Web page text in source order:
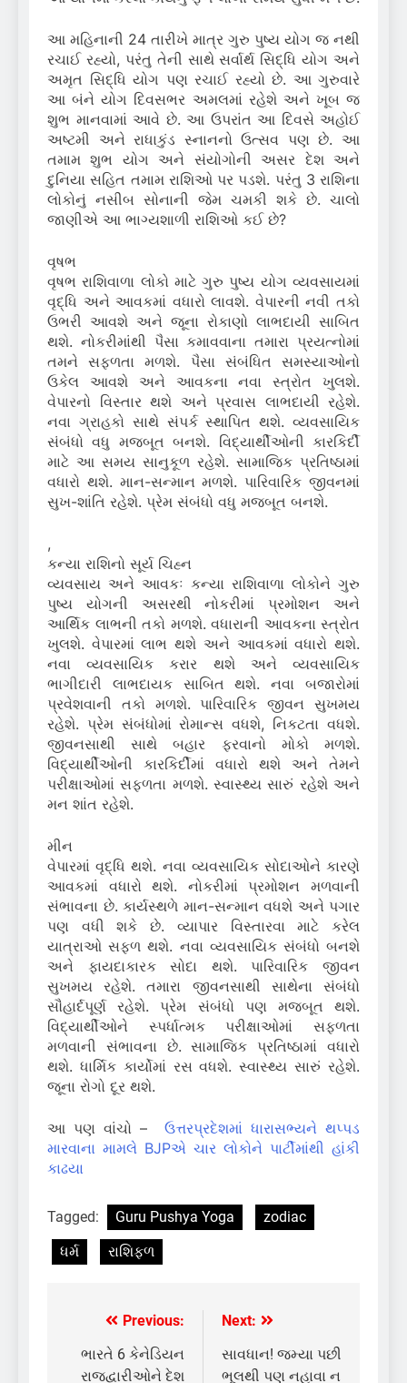
આ મહિનાની 24 તારીખે માત્ર ગુરુ પુષ્ય યોગ જ નથી
રચાઈ રહ્યો, પરંતુ તેની સાથે સર્વાર્થ સિદ્ધિ યોગ અને
અમૃત સિદ્ધિ યોગ પણ રચાઈ રહ્યો છે. આ ગુરુવારે
આ બંને યોગ દિવસભર અમલમાં રહેશે અને ખૂબ જ
શુભ માનવામાં આવે છે. આ ઉપરાંત આ દિવસે અહોઈ
અષ્ટમી અને રાધાકુંડ સ્નાનનો ઉત્સવ પણ છે. આ
તમામ શુભ યોગ અને સંયોગોની અસર દેશ અને
દુનિયા સહિત તમામ રાશિઓ પર પડશે. પરંતુ 3 રાશિના
લોકોનું નસીબ સોનાની જેમ ચમકી શકે છે. ચાલો
જાણીએ આ ભાગ્યશાળી રાશિઓ કઈ છે?
વૃષભ
વૃષભ રાશિવાળા લોકો માટે ગુરુ પુષ્ય યોગ વ્યવસાયમાં
વૃદ્ધિ અને આવકમાં વધારો લાવશે. વેપારની નવી તકો
ઉભરી આવશે અને જૂના રોકાણો લાભદાયી સાબિત
થશે. નોકરીમાંથી પૈસા કમાવવાના તમારા પ્રયત્નોમાં
તમને સફળતા મળશે. પૈસા સંબંધિત સમસ્યાઓનો
ઉકેલ આવશે અને આવકના નવા સ્ત્રોત ખુલશે.
વેપારનો વિસ્તાર થશે અને પ્રવાસ લાભદાયી રહેશે.
નવા ગ્રાહકો સાથે સંપર્ક સ્થાપિત થશે. વ્યવસાયિક
સંબંધો વધુ મજબૂત બનશે. વિદ્યાર્થીઓની કારકિર્દી
માટે આ સમય સાનુકૂળ રહેશે. સામાજિક પ્રતિષ્ઠામાં
વધારો થશે. માન-સન્માન મળશે. પારિવારિક જીવનમાં
સુખ-શાંતિ રહેશે. પ્રેમ સંબંધો વધુ મજબૂત બનશે.
,
કન્યા રાશિનો સૂર્ય ચિહ્ન
વ્યવસાય અને આવકઃ કન્યા રાશિવાળા લોકોને ગુરુ
પુષ્ય યોગની અસરથી નોકરીમાં પ્રમોશન અને
આર્થિક લાભની તકો મળશે. વધારાની આવકના સ્ત્રોત
ખુલશે. વેપારમાં લાભ થશે અને આવકમાં વધારો થશે.
નવા વ્યવસાયિક કરાર થશે અને વ્યવસાયિક
ભાગીદારી લાભદાયક સાબિત થશે. નવા બજારોમાં
પ્રવેશવાની તકો મળશે. પારિવારિક જીવન સુખમય
રહેશે. પ્રેમ સંબંધોમાં રોમાન્સ વધશે, નિકટતા વધશે.
જીવનસાથી સાથે બહાર ફરવાનો મોકો મળશે.
વિદ્યાર્થીઓની કારકિર્દીમાં વધારો થશે અને તેમને
પરીક્ષાઓમાં સફળતા મળશે. સ્વાસ્થ્ય સારું રહેશે અને
મન શાંત રહેશે.
મીન
વેપારમાં વૃદ્ધિ થશે. નવા વ્યવસાયિક સોદાઓને કારણે
આવકમાં વધારો થશે. નોકરીમાં પ્રમોશન મળવાની
સંભાવના છે. કાર્યસ્થળે માન-સન્માન વધશે અને પગાર
પણ વધી શકે છે. વ્યાપાર વિસ્તારવા માટે કરેલ
યાત્રાઓ સફળ થશે. નવા વ્યવસાયિક સંબંધો બનશે
અને ફાયદાકારક સોદા થશે. પારિવારિક જીવન
સુખમય રહેશે. તમારા જીવનસાથી સાથેના સંબંધો
સૌહાર્દપૂર્ણ રહેશે. પ્રેમ સંબંધો પણ મજબૂત થશે.
વિદ્યાર્થીઓને સ્પર્ધાત્મક પરીક્ષાઓમાં સફળતા
મળવાની સંભાવના છે. સામાજિક પ્રતિષ્ઠામાં વધારો
થશે. ધાર્મિક કાર્યોમાં રસ વધશે. સ્વાસ્થ્ય સારું રહેશે.
જૂના રોગો દૂર થશે.
આ પણ વાંચો – ઉત્તરપ્રદેશમાં ધારાસભ્યને થપ્પડ
મારવાના મામલે BJPએ ચાર લોકોને પાર્ટીમાંથી હાંકી
કાઢયા
Tagged: Guru Pushya Yoga
zodiac
ધર્મ
રાશિફળ
Post
navigation
Previous:
ભારતે 6 કેનેડિયન
રાજદ્વારીઓને દેશ
Next:
સાવધાન! જમ્યા પછી
ભૂલથી પણ નહાવા ન